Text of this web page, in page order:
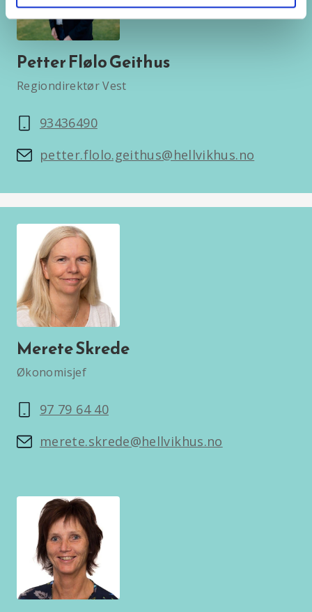
Petter Flølo Geithus
Regiondirektør Vest
93436490
petter.flolo.geithus@hellvikhus.no
Merete Skrede
Økonomisjef
97 79 64 40
merete.skrede@hellvikhus.no